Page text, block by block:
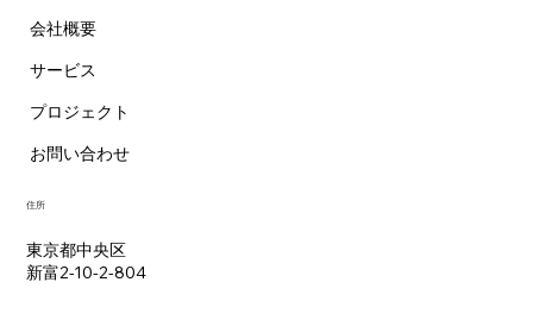
会社概要
サービス
プロジェクト
お問い合わせ
住所
東京都中央区
新富2-10-2-804